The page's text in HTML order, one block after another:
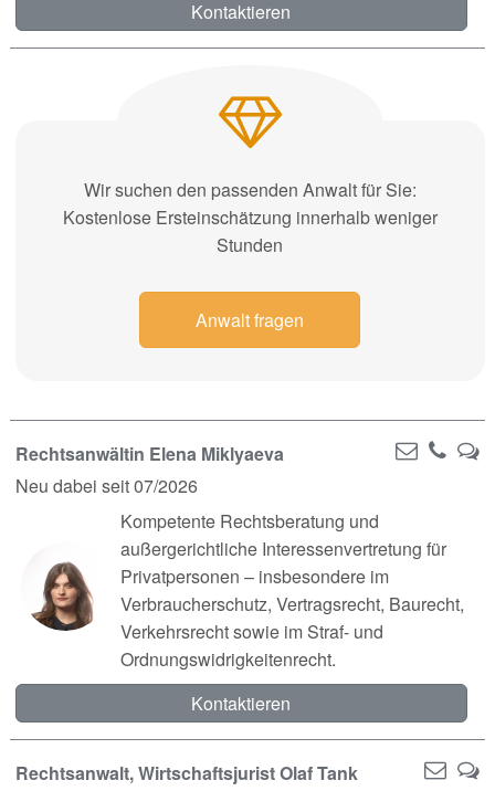
Kontaktieren
Wir suchen den passenden Anwalt für Sie:
Kostenlose Ersteinschätzung innerhalb weniger
Stunden
Anwalt fragen
Rechtsanwältin Elena Miklyaeva
Neu dabei seit 07/2026
Kompetente Rechtsberatung und
außergerichtliche Interessenvertretung für
Privatpersonen – insbesondere im
Verbraucherschutz, Vertragsrecht, Baurecht,
Verkehrsrecht sowie im Straf- und
Ordnungswidrigkeitenrecht.
Kontaktieren
Rechtsanwalt, Wirtschaftsjurist Olaf Tank